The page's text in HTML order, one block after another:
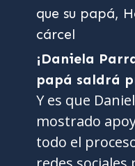
¡Daniela
papá saldrá
Y es que
mostrado
todo el